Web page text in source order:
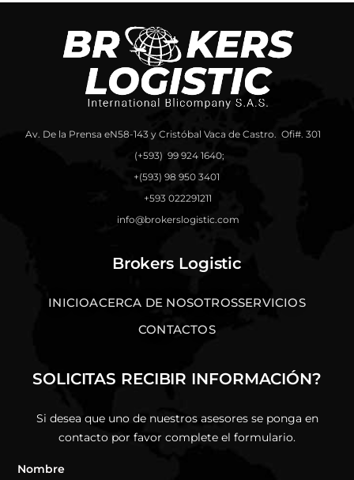
Av. De la Prensa eN58-143 y Cristóbal Vaca de Castro. Ofi#. 301
(+593) 99 924 1640;
+(593) 98 950 3401
+593 022291211
info@brokerslogistic.com
Brokers Logistic
INICIOACERCA DE NOSOTROSSERVICIOS
CONTACTOS
SOLICITAS RECIBIR INFORMACIÓN?
Si desea que uno de nuestros asesores se ponga en
contacto por favor complete el formulario.
Nombre